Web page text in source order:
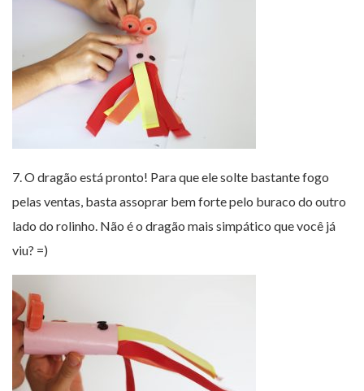
7. O dragão está pronto! Para que ele solte bastante fogo
pelas ventas, basta assoprar bem forte pelo buraco do outro
lado do rolinho. Não é o dragão mais simpático que você já
viu? =)